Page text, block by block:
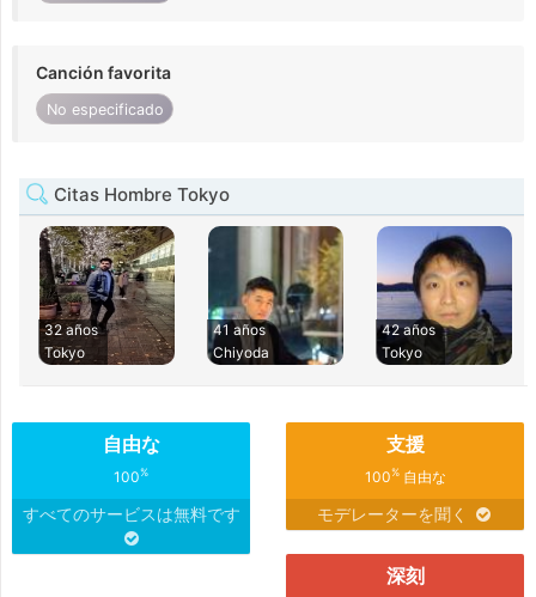
Canción favorita
No especificado
Citas Hombre Tokyo
32 años
Tokyo
41 años
Chiyoda
42 años
Tokyo
自由な
100%
すべてのサービスは無料です
支援
100%自由な
モデレーターを聞く
深刻